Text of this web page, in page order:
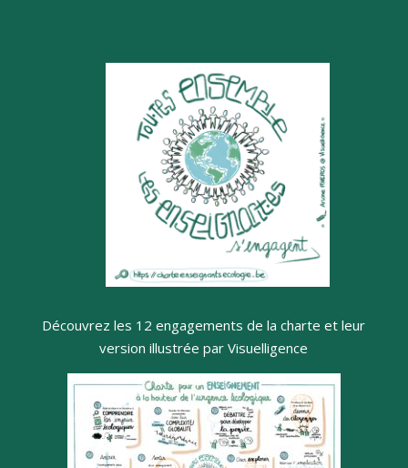
Découvrez les 12 engagements de la charte et leur
version illustrée par Visuelligence